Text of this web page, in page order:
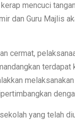
mencuci
dan Guru Majlis
cermat,
yang telah